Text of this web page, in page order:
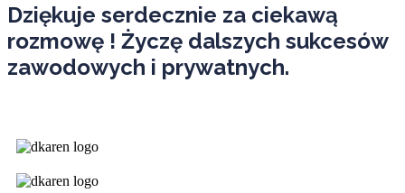
Dziękuje serdecznie za ciekawą
rozmowę ! Życzę dalszych sukcesów
zawodowych i prywatnych.